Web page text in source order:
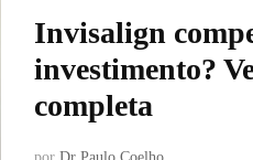
Invisalign
investimento?
completa